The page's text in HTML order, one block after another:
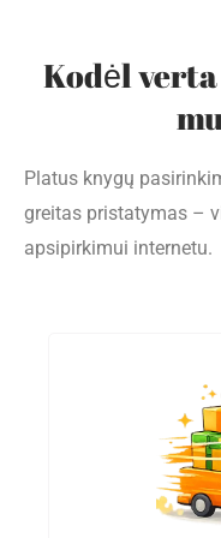
Kodėl
Platus knygų
greitas pristatymas –
apsipirkimui internetu.